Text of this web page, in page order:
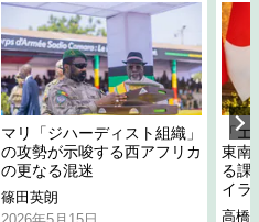
マリ「ジハーディスト組織」
の攻勢が示唆する西アフリカ
の更なる混迷
篠田英朗
「
東南
る課
イラ
高橋